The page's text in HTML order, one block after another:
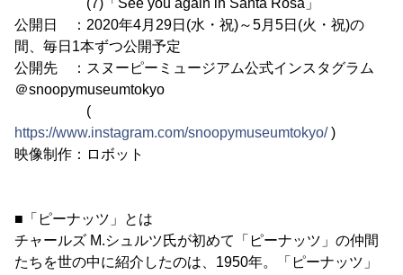
(7)「See you again in Santa Rosa」
公開日 ：2020年4月29日(水・祝)～5月5日(火・祝)の
間、毎日1本ずつ公開予定
公開先 ：スヌーピーミュージアム公式インスタグラム
＠snoopymuseumtokyo
(
https://www.instagram.com/snoopymuseumtokyo/ )
映像制作：ロボット
■「ピーナッツ」とは
チャールズ M.シュルツ氏が初めて「ピーナッツ」の仲間
たちを世の中に紹介したのは、1950年。「ピーナッツ」